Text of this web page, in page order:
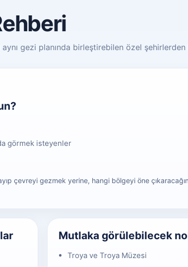
gezi planında birleştirebilen özel
görmek isteyenler
çevreyi gezmek yerine, hangi bölgeyi öne
Mutlaka görülebilecek
Troya ve Troya Müzesi